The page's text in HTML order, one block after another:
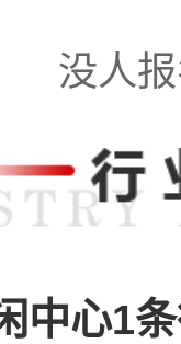
没人
中心1